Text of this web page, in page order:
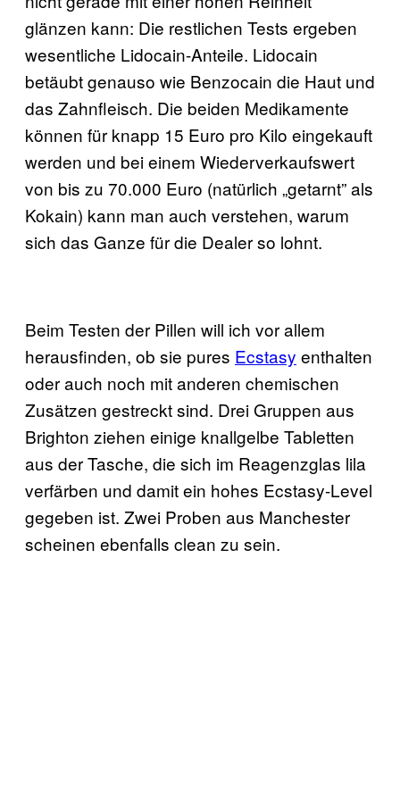
glänzen kann: Die restlichen Tests ergeben
wesentliche Lidocain-Anteile. Lidocain
betäubt genauso wie Benzocain die Haut und
das Zahnfleisch. Die beiden Medikamente
können für knapp 15 Euro pro Kilo eingekauft
werden und bei einem Wiederverkaufswert
von bis zu 70.000 Euro (natürlich „getarnt” als
Kokain) kann man auch verstehen, warum
sich das Ganze für die Dealer so lohnt.
Beim Testen der Pillen will ich vor allem
herausfinden, ob sie pures Ecstasy enthalten
oder auch noch mit anderen chemischen
Zusätzen gestreckt sind. Drei Gruppen aus
Brighton ziehen einige knallgelbe Tabletten
aus der Tasche, die sich im Reagenzglas lila
verfärben und damit ein hohes Ecstasy-Level
gegeben ist. Zwei Proben aus Manchester
scheinen ebenfalls clean zu sein.